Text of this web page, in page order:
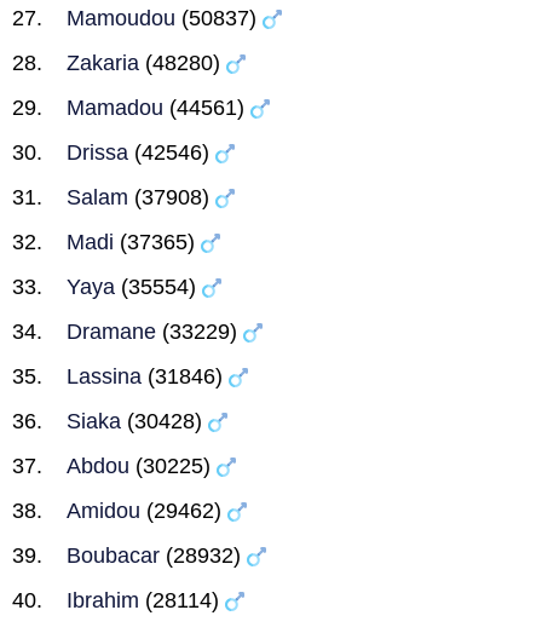
Mamoudou (50837)
Zakaria (48280)
Mamadou (44561)
Drissa (42546)
Salam (37908)
Madi (37365)
Yaya (35554)
Dramane (33229)
Lassina (31846)
Siaka (30428)
Abdou (30225)
Amidou (29462)
Boubacar (28932)
Ibrahim (28114)